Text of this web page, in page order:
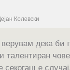
Колевски
дека би
талентиран
е